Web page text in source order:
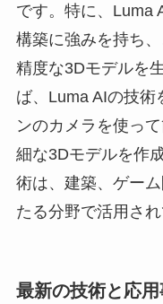
です。特に、Luma
構築に強みを持ち
精度な3Dモデルを
ば、Luma AIの技術
ンのカメラを使っ
細な3Dモデルを作
術は、建築、ゲー
たる分野で活用され
最新の技術と応用